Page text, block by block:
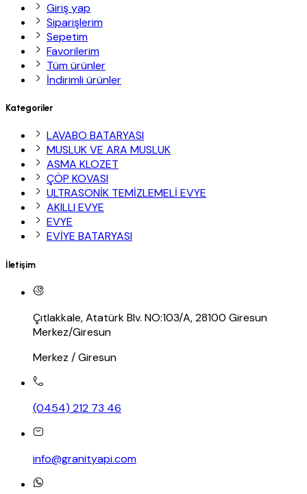
Giriş yap
Siparişlerim
Sepetim
Favorilerim
Tüm ürünler
İndirimli ürünler
Kategoriler
LAVABO BATARYASI
MUSLUK VE ARA MUSLUK
ASMA KLOZET
ÇÖP KOVASI
ULTRASONİK TEMİZLEMELİ EVYE
AKILLI EVYE
EVYE
EVİYE BATARYASI
İletişim
Çıtlakkale, Atatürk Blv. NO:103/A, 28100 Giresun
Merkez/Giresun
Merkez / Giresun
(0454) 212 73 46
info@granityapi.com